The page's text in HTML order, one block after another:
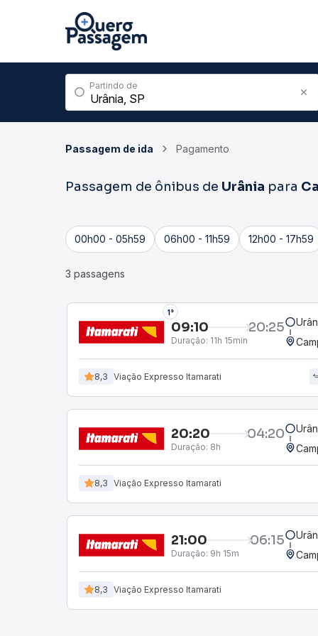
Partindo de
Passagem de ida Pagamento
Passagem de ônibus de Urânia para
00h00 - 05h59 06h00 - 11h59 12h00 - 17h59
3 passagens
1°
09:10 20:25
Duração: 11h 15min
8,3 Viação Expresso Itamarati
20:20 04:20
Duração: 8h
8,3 Viação Expresso Itamarati
21:00 06:15
Duração: 9h 15m
8,3 Viação Expresso Itamarati